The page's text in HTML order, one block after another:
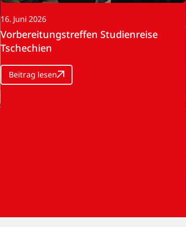
16. Juni 2026
Vorbereitungstreffen Studienreise
Tschechien
Beitrag lesen